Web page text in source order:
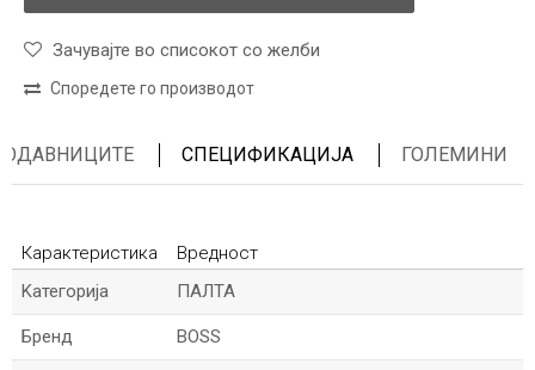
Зачувајте во списокот со желби
Споредете го производот
СПЕЦИФИКАЦИЈА ГОЛЕМИНИ
Карактеристика
Вредност
Kатегорија
ПАЛТА
Бренд BOSS